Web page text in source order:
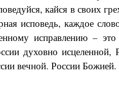
кайся в своих
исповедь, каждое
исправлению –
духовно исцеленной,
вечной. России Божией.